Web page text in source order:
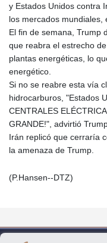
y Estados Unidos contra
los mercados mundiales,
El fin de semana, Trump
que reabra el estrecho
plantas energéticas, lo
energético.
Si no se reabre esta vía
hidrocarburos, "Estados
CENTRALES
GRANDE!", advirtió
Irán replicó que cerraría
la amenaza de Trump.
(P.Hansen--DTZ)